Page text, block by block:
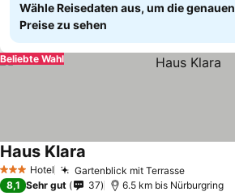
Wähle Reisedaten aus, um die genauen
Preise zu sehen
Beliebte Wahl
3 SterneHotel Gartenblick mit Terrasse
Haus Klara
8,1 Sehr gut 37 6.5 km bis Nürburgring